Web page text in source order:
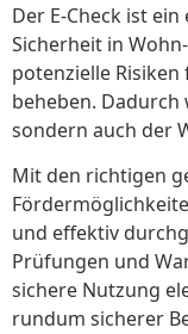
Der E-Check ist
Sicherheit in
potenzielle
beheben.
sondern auch der
Mit den richtigen
und effektiv
Prüfungen und
sichere Nutzung
rundum sicherer